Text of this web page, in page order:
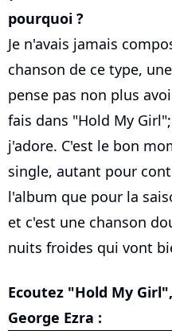
pourquoi ?
Je n'avais jamais
chanson de ce type,
pense pas non plus
fais dans "Hold My
j'adore. C'est le bon
single, autant pour
l'album que pour la
et c'est une chanson
nuits froides qui vont
Ecoutez "Hold My
George Ezra :